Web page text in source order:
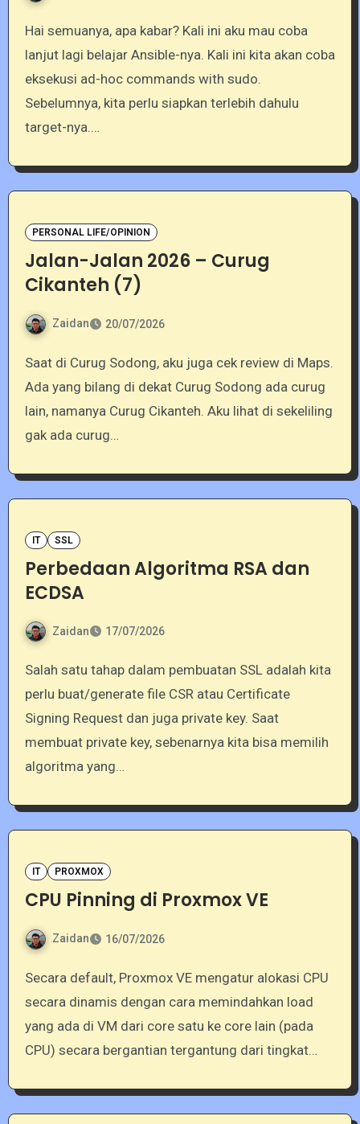
Hai semuanya, apa kabar? Kali ini aku mau coba
lanjut lagi belajar Ansible-nya. Kali ini kita akan coba
eksekusi ad-hoc commands with sudo.
Sebelumnya, kita perlu siapkan terlebih dahulu
target-nya.…
PERSONAL LIFE/OPINION
Jalan-Jalan 2026 – Curug
Cikanteh (7)
Zaidan 20/07/2026
Saat di Curug Sodong, aku juga cek review di Maps.
Ada yang bilang di dekat Curug Sodong ada curug
lain, namanya Curug Cikanteh. Aku lihat di sekeliling
gak ada curug…
IT SSL
Perbedaan Algoritma RSA dan
ECDSA
Zaidan 17/07/2026
Salah satu tahap dalam pembuatan SSL adalah kita
perlu buat/generate file CSR atau Certificate
Signing Request dan juga private key. Saat
membuat private key, sebenarnya kita bisa memilih
algoritma yang…
IT PROXMOX
CPU Pinning di Proxmox VE
Zaidan 16/07/2026
Secara default, Proxmox VE mengatur alokasi CPU
secara dinamis dengan cara memindahkan load
yang ada di VM dari core satu ke core lain (pada
CPU) secara bergantian tergantung dari tingkat…